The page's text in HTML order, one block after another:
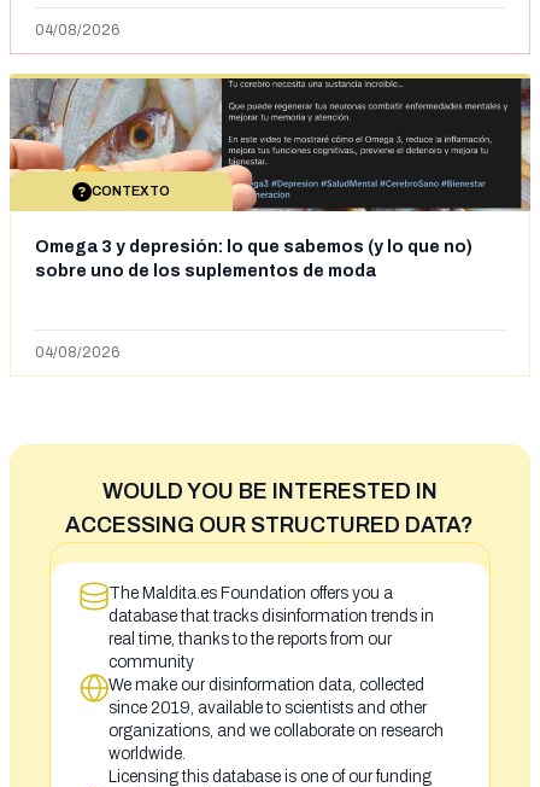
04/08/2026
CONTEXTO
Omega 3 y depresión: lo que sabemos (y lo que no)
sobre uno de los suplementos de moda
04/08/2026
WOULD YOU BE INTERESTED IN
ACCESSING OUR STRUCTURED DATA?
The Maldita.es Foundation offers you a
database that tracks disinformation trends in
real time, thanks to the reports from our
community
We make our disinformation data, collected
since 2019, available to scientists and other
organizations, and we collaborate on research
worldwide.
Licensing this database is one of our funding